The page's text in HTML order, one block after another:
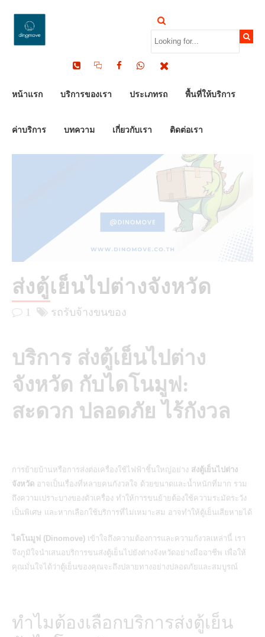
หน้าแรก บริการของเรา ประเภทรถ พื้นที่ให้บริการ
ค่าบริการ บทความ เกี่ยวกับเรา ติดต่อเรา
ส่งตู้เย็นไปต่างจังหวัด
1 รถรับจ้างขนของ
บริการ ส่งตู้เย็นไปต่าง
จังหวัด กับไดโนมูฟ:
สะดวก ปลอดภัย ไร้กังวล
การย้ายบ้านหรือการส่งต่อเครื่องใช้ไฟฟ้าชิ้นใหญ่อย่าง ส่งตู้เย็นไปต่าง
จังหวัด อาจเป็นเรื่องที่หลายคนกังวลใจ ด้วยขนาดและน้ำหนักที่มาก รวม
ถึงความเปราะบางของตัวเครื่อง ทำให้การขนย้ายต้องใช้ความระมัดระวัง
เป็นพิเศษ และหากเลือกใช้บริการที่ไม่เหมาะสม อาจทำให้ตู้เย็นเสียหายได้
ไดโนมูฟ (Dinomove) เข้าใจถึงความต้องการและความกังวลเหล่านี้ เรา
จึงภูมิใจนำเสนอบริการขนส่งตู้เย็นไปยังต่างจังหวัดอย่างมืออาชีพ เพื่อให้
คุณมั่นใจได้ว่าตู้เย็นของคุณจะถึงปลายทางอย่างปลอดภัยและสมบูรณ์
ทำไมต้องเลือกบริการส่งตู้เย็น